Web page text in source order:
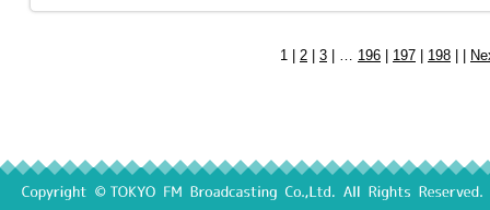
1 | 2 3 | … 196 197 198